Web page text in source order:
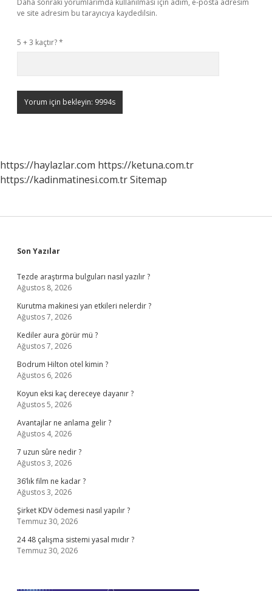
Daha sonraki yorumlarımda kullanılması için adım, e-posta adresim
ve site adresim bu tarayıcıya kaydedilsin.
5 + 3 kaçtır?*
https://haylazlar.com https://ketuna.com.tr
https://kadinmatinesi.com.trSitemap
Sidebar
Son Yazılar
Tezde araştırma bulguları nasıl yazılır ?
Ağustos 8, 2026
Kurutma makinesi yan etkileri nelerdir ?
Ağustos 7, 2026
Kediler aura görür mü ?
Ağustos 7, 2026
Bodrum Hilton otel kimin ?
Ağustos 6, 2026
Koyun eksi kaç dereceye dayanır ?
Ağustos 5, 2026
Avantajlar ne anlama gelir ?
Ağustos 4, 2026
7 uzun sûre nedir ?
Ağustos 3, 2026
36’lık film ne kadar ?
Ağustos 3, 2026
Şirket KDV ödemesi nasıl yapılır ?
Temmuz 30, 2026
24 48 çalışma sistemi yasal mıdır ?
Temmuz 30, 2026